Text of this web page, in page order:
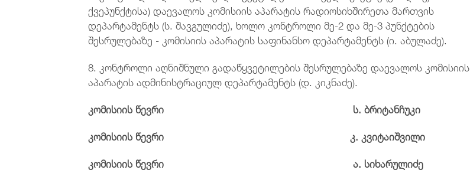
ქვეპუნქტისა) დაევალოს კომისიის აპარატის რადიოსიხშირეთა მართვის
დეპარტამენტს (ს. შავგულიძე), ხოლო კონტროლი მე-2 და მე-3 პუნქტების
შესრულებაზე - კომისიის აპარატის საფინანსო დეპარტამენტს (ი. აბულაძე).
8. კონტროლი აღნიშნული გადაწყვეტილების შესრულებაზე დაევალოს კომისიის
აპარატის ადმინისტრაციულ დეპარტამენტს (დ. კიკნაძე).
კომისიის წევრი ს.ბრიტანჩუკი
კომისიის წევრი კ.კვიტაიშვილი
კომისიის წევრი ა. სიხარულიძე